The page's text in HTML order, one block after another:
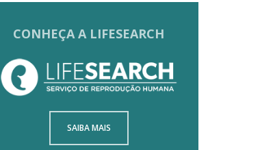
CONHEÇA A LIFESEARCH
SAIBA MAIS